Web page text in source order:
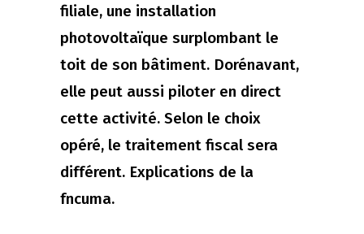
filiale, une installation
photovoltaïque surplombant le
toit de son bâtiment. Dorénavant,
elle peut aussi piloter en direct
cette activité. Selon le choix
opéré, le traitement fiscal sera
différent. Explications de la
fncuma.